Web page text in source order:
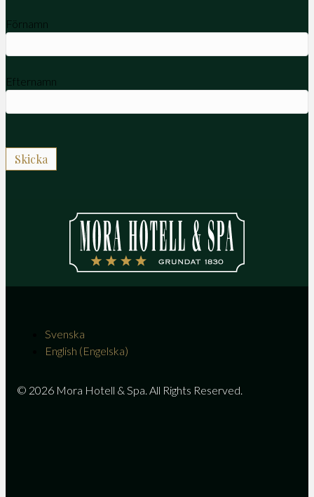
Förnamn
Efternamn
© 2026 Mora Hotell & Spa. All Rights Reserved.
Svenska
English (Engelska)